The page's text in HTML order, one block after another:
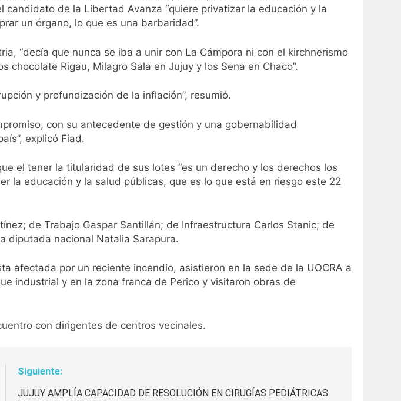
de la Libertad Avanza “quiere privatizar la educación y la
un órgano, lo que es una barbaridad”.
“decía que nunca se iba a unir con La Cámpora ni con el kirchnerismo
Rigau, Milagro Sala en Jujuy y los Sena en Chaco”.
y profundización de la inflación”, resumió.
con su antecedente de gestión y una gobernabilidad
explicó Fiad.
el tener la titularidad de sus lotes “es un derecho y los derechos los
la educación y la salud públicas, que es lo que está en riesgo este 22
de Trabajo Gaspar Santillán; de Infraestructura Carlos Stanic; de
diputada nacional Natalia Sarapura.
afectada por un reciente incendio, asistieron en la sede de la UOCRA a
industrial y en la zona franca de Perico y visitaron obras de
con dirigentes de centros vecinales.
Siguiente:
JUJUY AMPLÍA CAPACIDAD DE RESOLUCIÓN EN CIRUGÍAS PEDIÁTRICAS